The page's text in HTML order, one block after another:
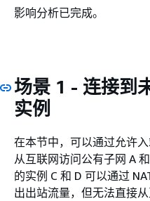
影响分析已完成。
场景 1 - 连接到
实例
在本节中，可以通过允许
从互联网访问公有子网 A
的实例 C 和 D 可以通过
出出站流量，但无法直接